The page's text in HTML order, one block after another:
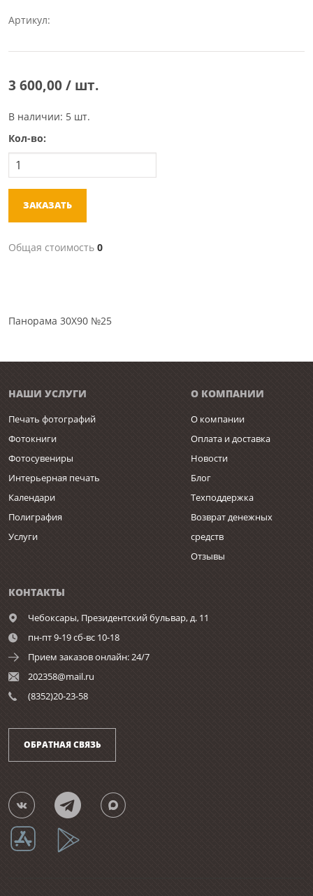
Артикул:
3 600,00 / шт.
В наличии: 5 шт.
Кол-во:
ЗАКАЗАТЬ
Общая стоимость 0
Панорама 30Х90 №25
НАШИ УСЛУГИ
Печать фотографий
Фотокниги
Фотосувениры
Интерьерная печать
Календари
Полиграфия
Услуги
О КОМПАНИИ
О компании
Оплата и доставка
Новости
Блог
Техподдержка
Возврат денежных
средств
Отзывы
КОНТАКТЫ
Чебоксары, Президентский бульвар, д. 11
пн-пт 9-19 сб-вс 10-18
Прием заказов онлайн: 24/7
202358@mail.ru
(8352)20-23-58
ОБРАТНАЯ СВЯЗЬ